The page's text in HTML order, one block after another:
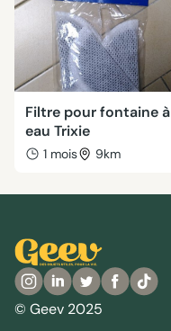
Filtre pour fontaine à
eau Trixie
1 mois 9km
© Geev 2025